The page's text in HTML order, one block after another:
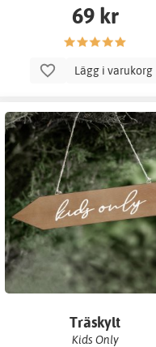
69 kr
Lägg i varukorg
Träskylt
Kids Only